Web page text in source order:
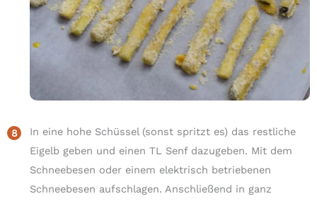
In eine hohe Schüssel (sonst spritzt es) das restliche
Eigelb geben und einen TL Senf dazugeben. Mit dem
Schneebesen oder einem elektrisch betriebenen
Schneebesen aufschlagen. Anschließend in ganz